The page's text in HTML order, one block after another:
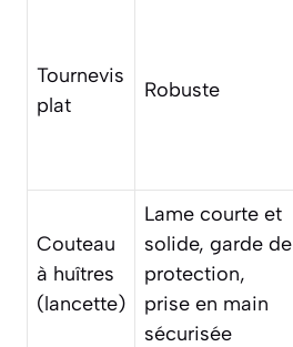
Tournevis
plat
Robuste
Couteau
à huîtres
(lancette)
Lame courte et
solide, garde de
protection,
prise en main
sécurisée